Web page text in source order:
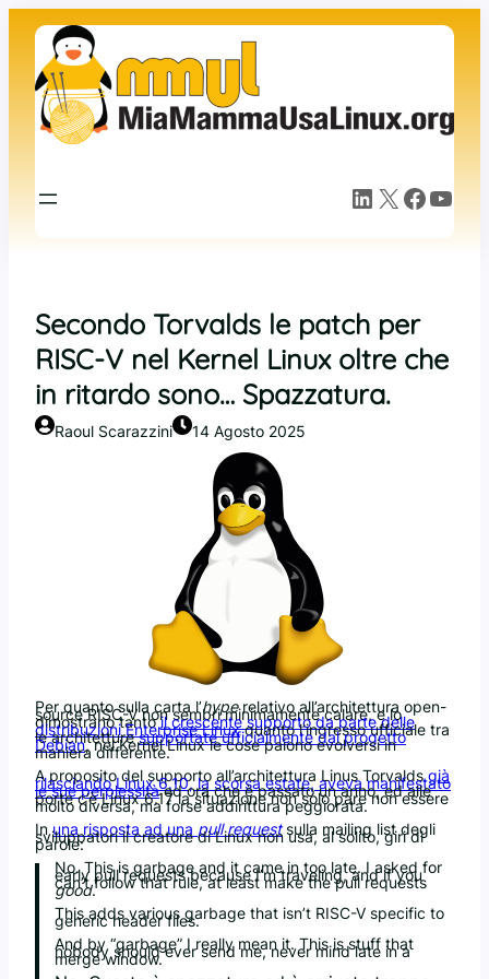
contenuto
LinkedIn X Facebook YouTube
Secondo Torvalds le patch per
RISC-V nel Kernel Linux oltre che
in ritardo sono… Spazzatura.
Raoul Scarazzini 14 Agosto 2025
Per quanto sulla carta l’hyperelativo all’architettura open-
source RISC-V non sembri minimamente calare, e lo
dimostrano tantoil crescente supporto da parte delle
distribuzioni Enterprise Linuxquanto l’ingresso ufficiale tra
le architetturesupportate ufficialmente dal progetto
Debian, nel Kernel Linux le cose paiono evolversi in
maniera differente.
A proposito del supporto all’architettura Linus Torvaldsgià
rilasciando Linux 6.10, la scorsa estate, aveva manifestato
le sue perplessitàed ora che è passato un anno, ed alle
porte c’è Linux 6.17 la situazione non solo pare non essere
molto diversa, ma forse addirittura peggiorata.
In una risposta ad una pull requestsulla mailing list degli
sviluppatori il creatore di Linux non usa, al solito, giri di
parole:
No. This is garbage and it came in too late. I asked for
early pull requests because I’m traveling, and if you
can’t follow that rule, at least make the pull requests
good.
This adds various garbage that isn’t RISC-V specific to
generic header files.
And by “garbage” I really mean it. This is stuff that
nobody should ever send me, never mind late in a
merge window.